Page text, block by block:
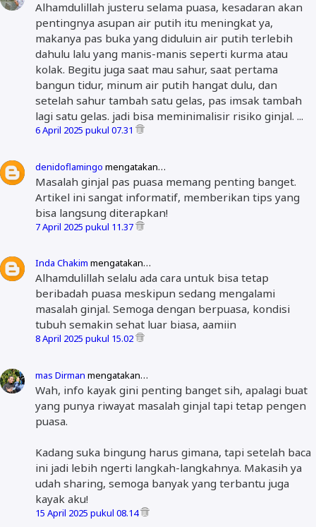
Alhamdulillah justeru selama puasa, kesadaran akan
pentingnya asupan air putih itu meningkat ya,
makanya pas buka yang diduluin air putih terlebih
dahulu lalu yang manis-manis seperti kurma atau
kolak. Begitu juga saat mau sahur, saat pertama
bangun tidur, minum air putih hangat dulu, dan
setelah sahur tambah satu gelas, pas imsak tambah
lagi satu gelas. jadi bisa meminimalisir risiko ginjal. ...
6 April 2025 pukul 07.31
denidoflamingo mengatakan…
Masalah ginjal pas puasa memang penting banget.
Artikel ini sangat informatif, memberikan tips yang
bisa langsung diterapkan!
7 April 2025 pukul 11.37
Inda Chakim mengatakan…
Alhamdulillah selalu ada cara untuk bisa tetap
beribadah puasa meskipun sedang mengalami
masalah ginjal. Semoga dengan berpuasa, kondisi
tubuh semakin sehat luar biasa, aamiin
8 April 2025 pukul 15.02
mas Dirman mengatakan…
Wah, info kayak gini penting banget sih, apalagi buat
yang punya riwayat masalah ginjal tapi tetap pengen
puasa.
Kadang suka bingung harus gimana, tapi setelah baca
ini jadi lebih ngerti langkah-langkahnya. Makasih ya
udah sharing, semoga banyak yang terbantu juga
kayak aku!
15 April 2025 pukul 08.14